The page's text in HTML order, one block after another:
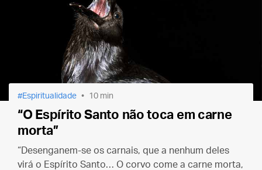
Espiritualidade 10 min
“O Espírito Santo não toca em carne
morta”
“Desenganem-se os carnais, que a nenhum deles
virá o Espírito Santo… O corvo come a carne morta,